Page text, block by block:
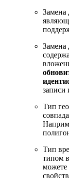
Замена
Замена
записи
Тип
Тип
типом
можете